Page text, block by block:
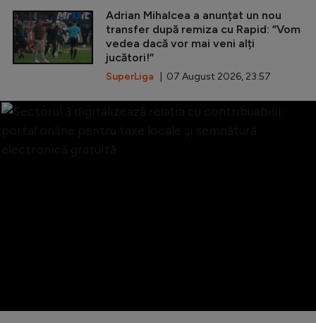
Adrian Mihalcea a anunțat un nou
transfer după remiza cu Rapid: ”Vom
vedea dacă vor mai veni alți
jucători!”
SuperLiga | 07 August 2026, 23:57